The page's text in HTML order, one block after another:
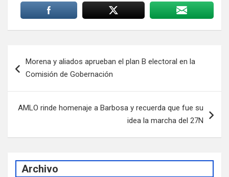
de
Morena y aliados aprueban el plan B electoral en la
Comisión de Gobernación
AMLO rinde homenaje a Barbosa y recuerda que fue su
idea la marcha del 27N
Archivo